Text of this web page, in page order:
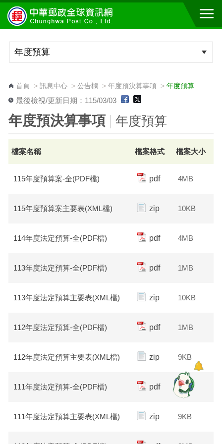
跳到主要內容區塊
首頁> 訊息中心> 公告欄 > 年度預決算事項 > 年度預算
最後檢視/更新日期：115/03/03
年度預決算事項 年度預算
檔案名稱 檔案格式 檔案大小
115年度預算案-全(PDF檔) pdf 4MB
115年度預算案主要表(XML檔) zip 10KB
114年度法定預算-全(PDF檔) pdf 4MB
113年度法定預算-全(PDF檔) pdf 1MB
113年度法定預算主要表(XML檔) zip 10KB
112年度法定預算-全(PDF檔) pdf 1MB
112年度法定預算主要表(XML檔) zip 9KB
111年度法定預算-全(PDF檔) pdf 1MB
111年度法定預算主要表(XML檔) zip 9KB